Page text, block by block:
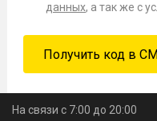
данных, а так же с
На связи с 7:00 до 20:00